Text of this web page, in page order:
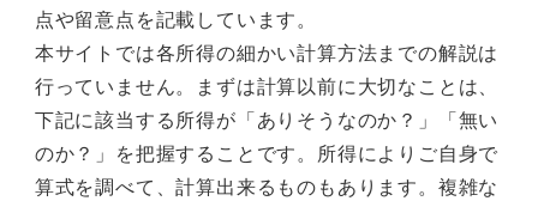
点や留意点を記載しています。
本サイトでは各所得の細かい計算方法までの解説は
行っていません。まずは計算以前に大切なことは、
下記に該当する所得が「ありそうなのか？」「無い
のか？」を把握することです。所得によりご自身で
算式を調べて、計算出来るものもあります。複雑な